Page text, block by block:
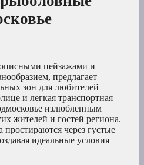
пейзажами и
предлагает
зон для любителей
и легкая транспортная
излюбленным
жителей и гостей региона.
простираются через густые
идеальные условия